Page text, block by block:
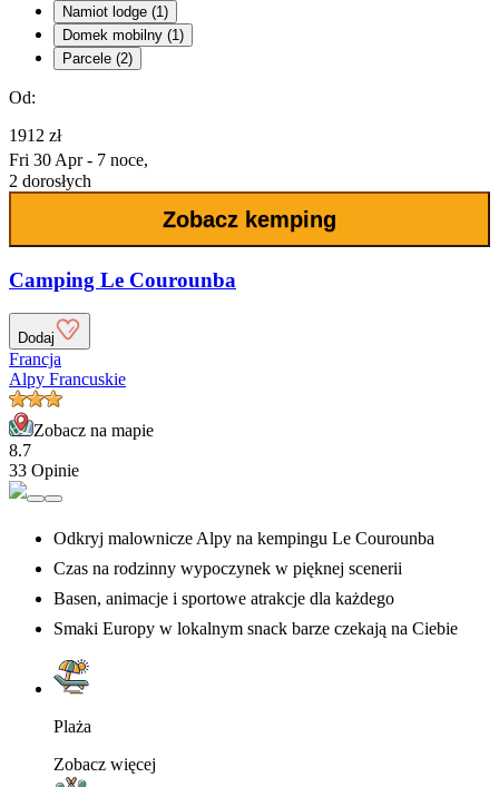
Namiot lodge (1)
Domek mobilny (1)
Parcele (2)
Od:
1912 zł
Fri 30 Apr - 7 noce,
2 dorosłych
Zobacz kemping
Camping Le Courounba
Dodaj
Francja
Alpy Francuskie
Zobacz na mapie
8.7
33 Opinie
Odkryj malownicze Alpy na kempingu Le Courounba
Czas na rodzinny wypoczynek w pięknej scenerii
Basen, animacje i sportowe atrakcje dla każdego
Smaki Europy w lokalnym snack barze czekają na Ciebie
Plaża
Zobacz więcej